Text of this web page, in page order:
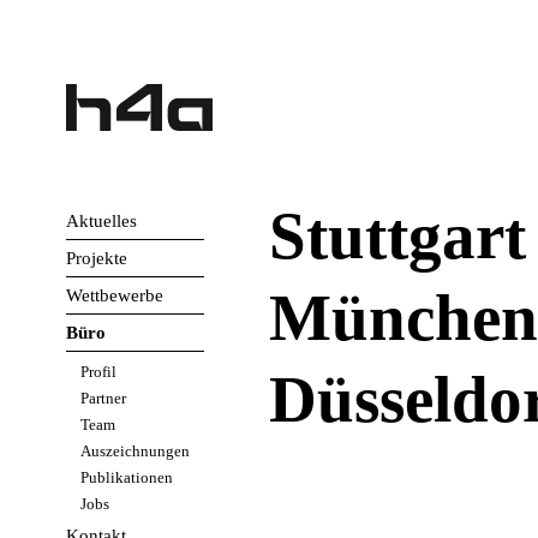
Aktuelles
Projekte
Wettbewerbe
Büro
Profil
Partner
Team
Auszeichnungen
Publikationen
Jobs
Stuttgart
München